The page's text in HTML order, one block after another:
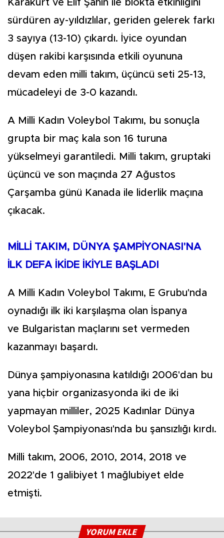
Karakurt ve Elif Şahin ile blokta etkinliğini
sürdüren ay-yıldızlılar, geriden gelerek farkı
3 sayıya (13-10) çıkardı. İyice oyundan
düşen rakibi karşısında etkili oyununa
devam eden milli takım, üçüncü seti 25-13,
mücadeleyi de 3-0 kazandı.
A Milli Kadın Voleybol Takımı, bu sonuçla
grupta bir maç kala son 16 turuna
yükselmeyi garantiledi. Milli takım, gruptaki
üçüncü ve son maçında 27 Ağustos
Çarşamba günü Kanada ile liderlik maçına
çıkacak.
MİLLİ TAKIM, DÜNYA ŞAMPİYONASI'NA
İLK DEFA İKİDE İKİYLE BAŞLADI
A Milli Kadın Voleybol Takımı, E Grubu'nda
oynadığı ilk iki karşılaşma olan İspanya
ve Bulgaristan maçlarını set vermeden
kazanmayı başardı.
Dünya şampiyonasına katıldığı 2006'dan bu
yana hiçbir organizasyonda iki de iki
yapmayan milliler, 2025 Kadınlar Dünya
Voleybol Şampiyonası'nda bu şansızlığı kırdı.
Milli takım, 2006, 2010, 2014, 2018 ve
2022'de 1 galibiyet 1 mağlubiyet elde
etmişti.
YORUM EKLE